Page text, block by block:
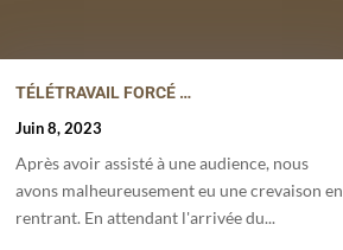
TÉLÉTRAVAIL FORCÉ …
Juin 8, 2023
Après avoir assisté à une audience, nous
avons malheureusement eu une crevaison en
rentrant. En attendant l'arrivée du...